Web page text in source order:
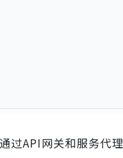
过API网关和服务代